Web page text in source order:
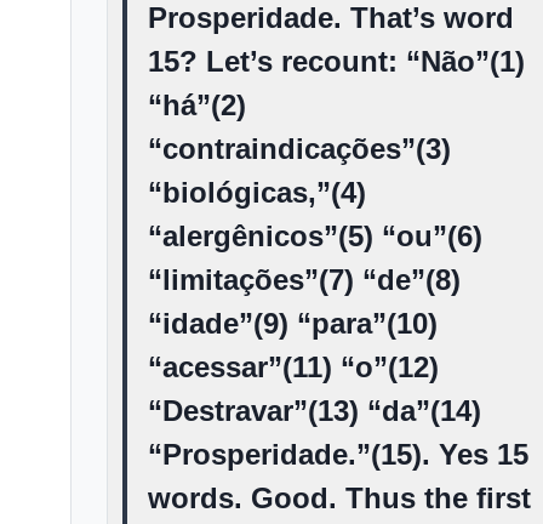
Prosperidade. That’s word
15? Let’s recount: “Não”(1)
“há”(2)
“contraindicações”(3)
“biológicas,”(4)
“alergênicos”(5) “ou”(6)
“limitações”(7) “de”(8)
“idade”(9) “para”(10)
“acessar”(11) “o”(12)
“Destravar”(13) “da”(14)
“Prosperidade.”(15). Yes 15
words. Good. Thus the first